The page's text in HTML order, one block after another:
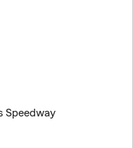
Speedway